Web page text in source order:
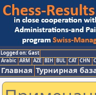
Logged on: Gast
Arabic ARM AZE BIH BUL CAT CHN
Главная Турнирная